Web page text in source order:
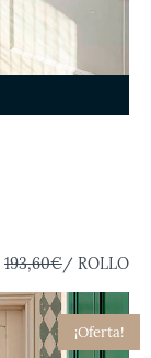
193,60€/ ROLLO
¡Oferta!